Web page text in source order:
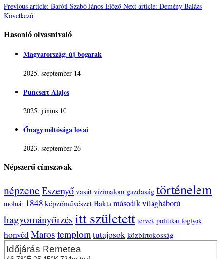
Previous article: Baróti Szabó János Előző Next article: Demény Balázs
Következő
Hasonló olvasnivaló
Magyarországi új bogarak
2025. szeptember 14
Puncsert Alajos
2025. június 10
Őnagyméltósága lovai
2023. szeptember 26
Népszerű címszavak
népzeneEszenyő vasút vízimalom gazdaság történelem
molnár 1848 képzőművészet Bakta második világháború
hagyományőrzésitt született tervek politikai foglyok
honvédMarostemplomtutajosok közbirtokosság